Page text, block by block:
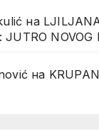
на
JUTRO NOVOG
на